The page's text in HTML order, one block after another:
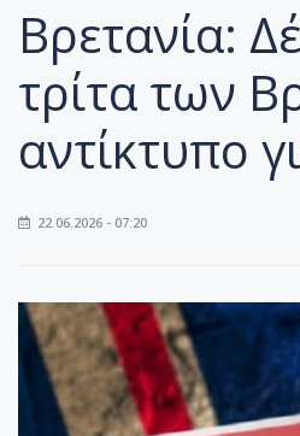
Βρετανία:
τρίτα των
αντίκτυπο
22.06.2026 - 07:20